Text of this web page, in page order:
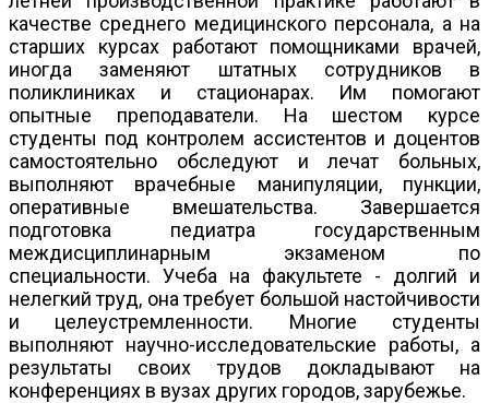
качестве среднего медицинского персонала, а на
старших курсах работают помощниками врачей,
иногда заменяют штатных сотрудников в
поликлиниках и стационарах. Им помогают
опытные преподаватели. На шестом курсе
студенты под контролем ассистентов и доцентов
самостоятельно обследуют и лечат больных,
выполняют врачебные манипуляции, пункции,
оперативные вмешательства. Завершается
подготовка педиатра государственным
междисциплинарным экзаменом по
специальности. Учеба на факультете - долгий и
нелегкий труд, она требует большой настойчивости
и целеустремленности. Многие студенты
выполняют научно-исследовательские работы, а
результаты своих трудов докладывают на
конференциях в вузах других городов, зарубежье.